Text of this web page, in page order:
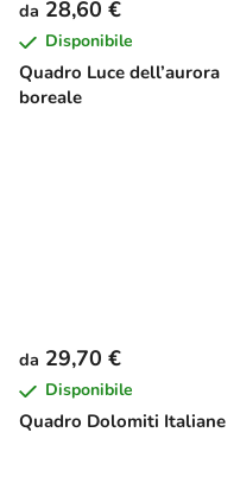
Quadro Luce dell’aurora
boreale
da 28,60 €
Disponibile
Quadro Dolomiti Italiane
da 29,70 €
Disponibile